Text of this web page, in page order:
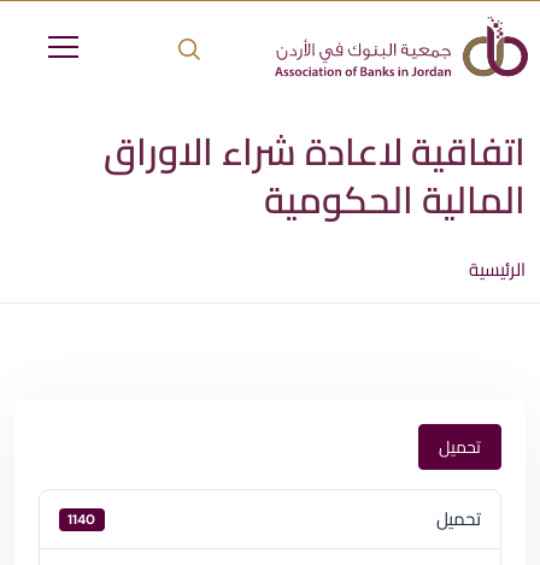
اتفاقية لاعادة شراء الاوراق
المالية الحكومية
الرئيسية
تحميل
تحميل 1140